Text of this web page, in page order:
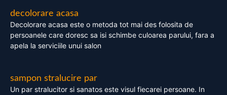
decolorare acasa
Decolorare acasa este o metoda tot mai des folosita de
persoanele care doresc sa isi schimbe culoarea parului, fara a
apela la serviciile unui salon
sampon stralucire par
Un par stralucitor si sanatos este visul fiecarei persoane. In